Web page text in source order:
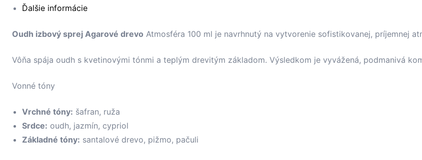
Ďalšie informácie
Oudh izbový sprej Agarové drevo Atmosféra 100 ml je navrhnutý na vytvorenie sofistikovanej, príjemnej
Vôňa spája oudh s kvetinovými tónmi a teplým drevitým základom. Výsledkom je vyvážená, podmanivá
Vonné tóny
Vrchné tóny: šafran, ruža
Srdce: oudh, jazmín, cypriol
Základné tóny: santalové drevo, pižmo, pačuli